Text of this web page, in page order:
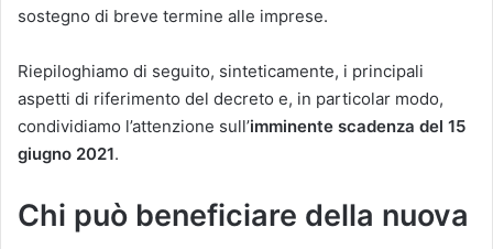
sostegno di breve termine alle imprese.
Riepiloghiamo di seguito, sinteticamente, i principali
aspetti di riferimento del decreto e, in particolar modo,
condividiamo l’attenzione sull’imminente scadenza del 15
giugno 2021.
Chi può beneficiare della nuova